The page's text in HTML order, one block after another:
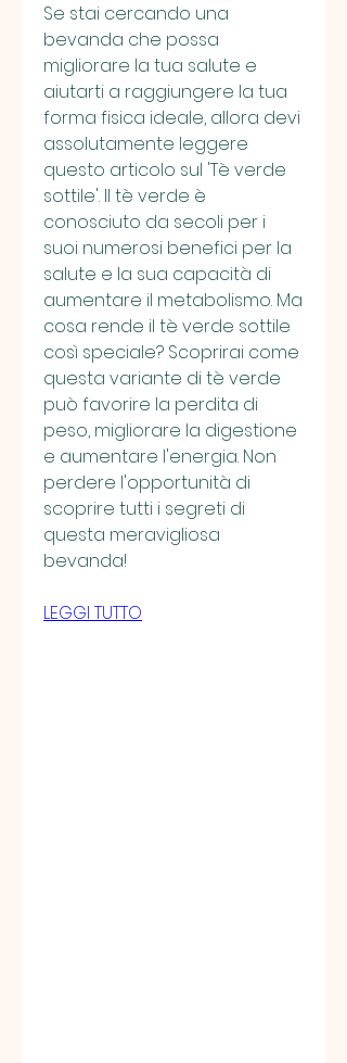
Se stai cercando una
bevanda che possa
migliorare la tua salute e
aiutarti a raggiungere la tua
forma fisica ideale, allora devi
assolutamente leggere
questo articolo sul 'Tè verde
sottile'. Il tè verde è
conosciuto da secoli per i
suoi numerosi benefici per la
salute e la sua capacità di
aumentare il metabolismo. Ma
cosa rende il tè verde sottile
così speciale? Scoprirai come
questa variante di tè verde
può favorire la perdita di
peso, migliorare la digestione
e aumentare l'energia. Non
perdere l'opportunità di
scoprire tutti i segreti di
questa meravigliosa
bevanda!
LEGGI TUTTO